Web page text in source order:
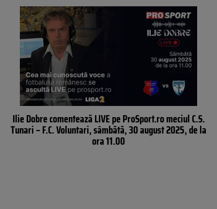
Ilie Dobre comentează LIVE pe ProSport.ro meciul C.S.
Tunari – F.C. Voluntari, sâmbătă, 30 august 2025, de la
ora 11.00